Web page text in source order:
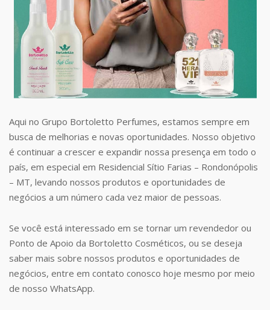
Aqui no Grupo Bortoletto Perfumes, estamos sempre em
busca de melhorias e novas oportunidades. Nosso objetivo
é continuar a crescer e expandir nossa presença em todo o
país, em especial em Residencial Sítio Farias – Rondonópolis
– MT, levando nossos produtos e oportunidades de
negócios a um número cada vez maior de pessoas.
Se você está interessado em se tornar um revendedor ou
Ponto de Apoio da Bortoletto Cosméticos, ou se deseja
saber mais sobre nossos produtos e oportunidades de
negócios, entre em contato conosco hoje mesmo por meio
de nosso WhatsApp.